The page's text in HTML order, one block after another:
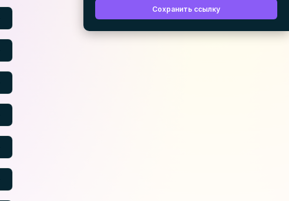
Сохранить ссылку